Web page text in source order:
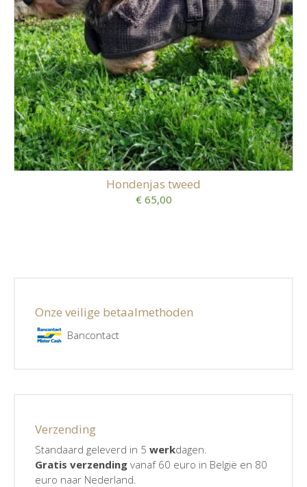
Hondenjas tweed
€ 65,00
Onze veilige betaalmethoden
Bancontact
Verzending
Standaard geleverd in 5 werkdagen.
Gratis verzendingvanaf 60 euro in België en 80
euro naar Nederland.